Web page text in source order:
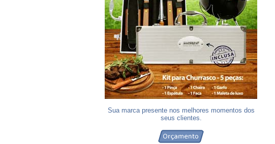
Sua marca presente nos melhores momentos dos
seus clientes.